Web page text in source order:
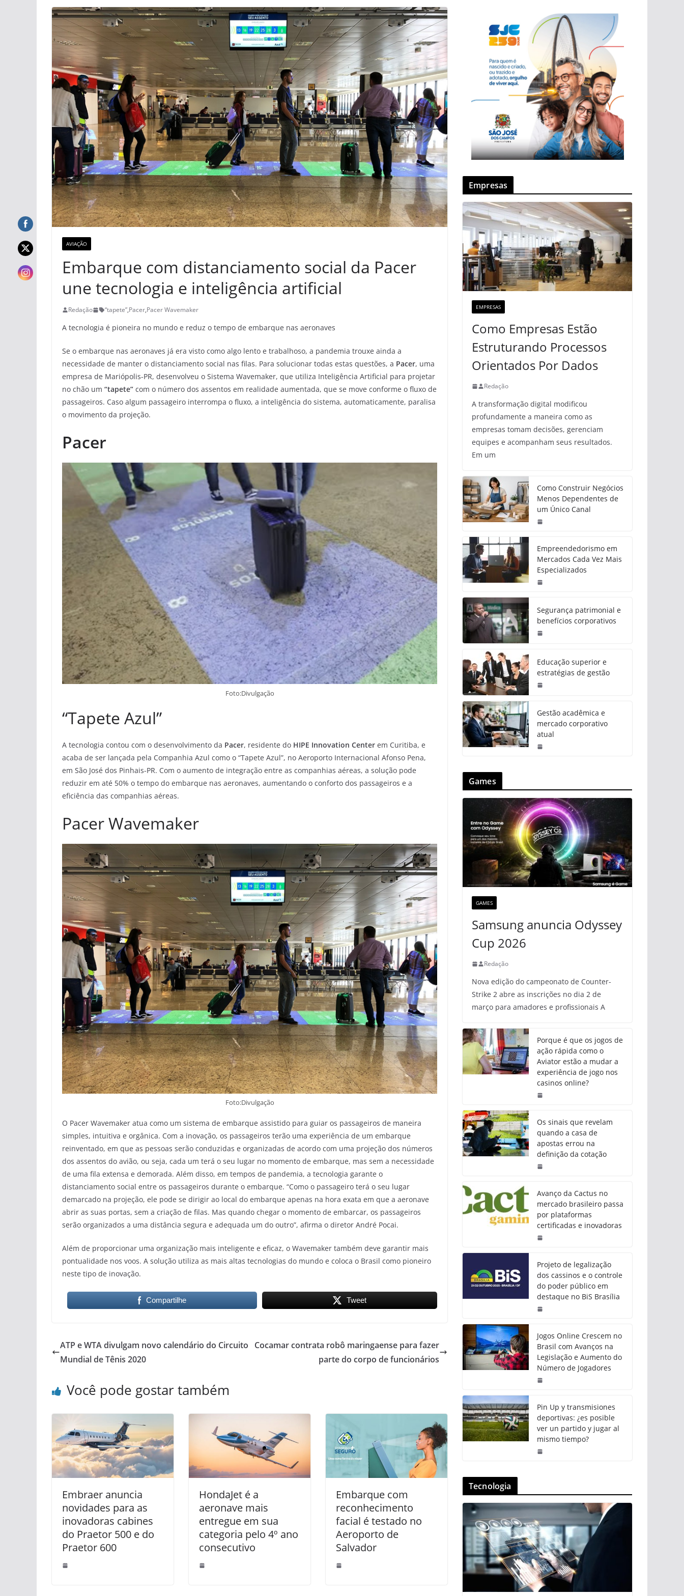
AVIAÇÃO
Embarque com distanciamento social da Pacer
une tecnologia e inteligência artificial
Redação “tapete”,Pacer,Pacer Wavemaker
A tecnologia é pioneira no mundo e reduz o tempo de embarque nas aeronaves
Se o embarque nas aeronaves já era visto como algo lento e trabalhoso, a pandemia trouxe ainda a
necessidade de manter o distanciamento social nas filas. Para solucionar todas estas questões, a Pacer, uma
empresa de Mariópolis-PR, desenvolveu o Sistema Wavemaker, que utiliza Inteligência Artificial para projetar
no chão um “tapete” com o número dos assentos em realidade aumentada, que se move conforme o fluxo de
passageiros. Caso algum passageiro interrompa o fluxo, a inteligência do sistema, automaticamente, paralisa
o movimento da projeção.
Pacer
Foto:Divulgação
“Tapete Azul”
A tecnologia contou com o desenvolvimento da Pacer, residente do HIPE Innovation Center em Curitiba, e
acaba de ser lançada pela Companhia Azul como o “Tapete Azul”, no Aeroporto Internacional Afonso Pena,
em São José dos Pinhais-PR. Com o aumento de integração entre as companhias aéreas, a solução pode
reduzir em até 50% o tempo do embarque nas aeronaves, aumentando o conforto dos passageiros e a
eficiência das companhias aéreas.
Pacer Wavemaker
Foto:Divulgação
O Pacer Wavemaker atua como um sistema de embarque assistido para guiar os passageiros de maneira
simples, intuitiva e orgânica. Com a inovação, os passageiros terão uma experiência de um embarque
reinventado, em que as pessoas serão conduzidas e organizadas de acordo com uma projeção dos números
dos assentos do avião, ou seja, cada um terá o seu lugar no momento de embarque, mas sem a necessidade
de uma fila extensa e demorada. Além disso, em tempos de pandemia, a tecnologia garante o
distanciamento social entre os passageiros durante o embarque. “Como o passageiro terá o seu lugar
demarcado na projeção, ele pode se dirigir ao local do embarque apenas na hora exata em que a aeronave
abrir as suas portas, sem a criação de filas. Mas quando chegar o momento de embarcar, os passageiros
serão organizados a uma distância segura e adequada um do outro”, afirma o diretor André Pocai.
Além de proporcionar uma organização mais inteligente e eficaz, o Wavemaker também deve garantir mais
pontualidade nos voos. A solução utiliza as mais altas tecnologias do mundo e coloca o Brasil como pioneiro
neste tipo de inovação.
Compartilhe Tweet
ATP e WTA divulgam novo calendário do Circuito
Mundial de Tênis 2020
Cocamar contrata robô maringaense para fazer
parte do corpo de funcionários
Você pode gostar também
Embraer anuncia
novidades para as
inovadoras cabines
do Praetor 500 e do
Praetor 600
HondaJet é a
aeronave mais
entregue em sua
categoria pelo 4º ano
consecutivo
Embarque com
reconhecimento
facial é testado no
Aeroporto de
Salvador
Empresas
EMPRESAS
Como Empresas Estão
Estruturando Processos
Orientados Por Dados
Redação
A transformação digital modificou
profundamente a maneira como as
empresas tomam decisões, gerenciam
equipes e acompanham seus resultados.
Em um
Como Construir Negócios
Menos Dependentes de
um Único Canal
Empreendedorismo em
Mercados Cada Vez Mais
Especializados
Segurança patrimonial e
benefícios corporativos
Educação superior e
estratégias de gestão
Gestão acadêmica e
mercado corporativo
atual
Games
GAMES
Samsung anuncia Odyssey
Cup 2026
Redação
Nova edição do campeonato de Counter-
Strike 2 abre as inscrições no dia 2 de
março para amadores e profissionais A
Porque é que os jogos de
ação rápida como o
Aviator estão a mudar a
experiência de jogo nos
casinos online?
Os sinais que revelam
quando a casa de
apostas errou na
definição da cotação
Avanço da Cactus no
mercado brasileiro passa
por plataformas
certificadas e inovadoras
Projeto de legalização
dos cassinos e o controle
do poder público em
destaque no BiS Brasília
Jogos Online Crescem no
Brasil com Avanços na
Legislação e Aumento do
Número de Jogadores
Pin Up y transmisiones
deportivas: ¿es posible
ver un partido y jugar al
mismo tiempo?
Tecnologia